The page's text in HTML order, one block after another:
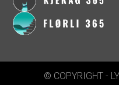
© COPYRIGHT -